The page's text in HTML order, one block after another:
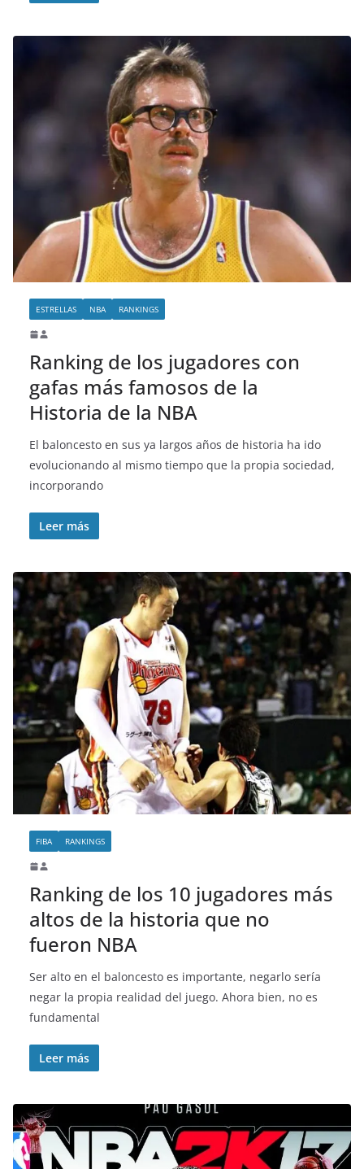
ESTRELLAS NBA RANKINGS
Ranking de los jugadores con
gafas más famosos de la
Historia de la NBA
El baloncesto en sus ya largos años de historia ha ido
evolucionando al mismo tiempo que la propia sociedad,
incorporando
Leer más
FIBA RANKINGS
Ranking de los 10 jugadores más
altos de la historia que no
fueron NBA
Ser alto en el baloncesto es importante, negarlo sería
negar la propia realidad del juego. Ahora bien, no es
fundamental
Leer más